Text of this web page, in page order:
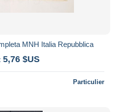
MNH Italia Repubblica
5,76 $US
Particulier